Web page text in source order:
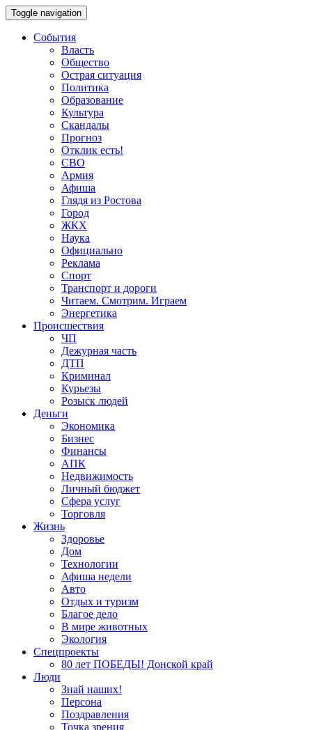
Toggle navigation
События
Власть
Общество
Острая ситуация
Политика
Образование
Культура
Скандалы
Прогноз
Отклик есть!
СВО
Армия
Афиша
Глядя из Ростова
Город
ЖКХ
Наука
Официально
Реклама
Спорт
Транспорт и дороги
Читаем. Смотрим. Играем
Энергетика
Происшествия
ЧП
Дежурная часть
ДТП
Криминал
Курьезы
Розыск людей
Деньги
Экономика
Бизнес
Финансы
АПК
Недвижимость
Личный бюджет
Сфера услуг
Торговля
Жизнь
Здоровье
Дом
Технологии
Афиша недели
Авто
Отдых и туризм
Благое дело
В мире животных
Экология
Спецпроекты
80 лет ПОБЕДЫ! Донской край
Люди
Знай наших!
Персона
Поздравления
Точка зрения